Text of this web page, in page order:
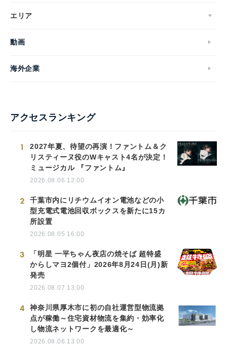
エリア
動画
海外企業
アクセスランキング
1
2027年夏、待望の再演！ファントム＆ク
リスティーヌ役のWキャスト4名が決定！
ミュージカル 『ファントム』
2026.08.06 12:00
2
千葉市内にリチウムイオン電池などの小
型充電式電池回収ボックスを新たに15カ
所設置
2026.08.05 16:00
3
「明星 一平ちゃん夜店の焼そば 超特盛
からしマヨ2個付」2026年8月24日(月)新
発売
2026.08.07 13:00
4
神奈川県厚木市に初の自社運営型物流拠
点が稼働～住宅資材物流を集約・効率化
し物流ネットワークを最適化～
2026.08.06 13:00